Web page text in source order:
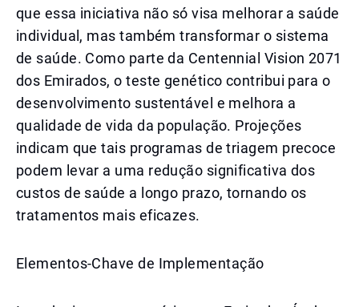
que essa iniciativa não só visa melhorar a saúde
individual, mas também transformar o sistema
de saúde. Como parte da Centennial Vision 2071
dos Emirados, o teste genético contribui para o
desenvolvimento sustentável e melhora a
qualidade de vida da população. Projeções
indicam que tais programas de triagem precoce
podem levar a uma redução significativa dos
custos de saúde a longo prazo, tornando os
tratamentos mais eficazes.
Elementos-Chave de Implementação